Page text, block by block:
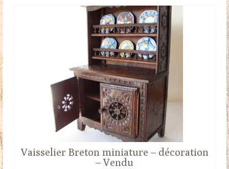
Mobilier & Accessoires
Vaisselier Breton miniature – décoration
– Vendu